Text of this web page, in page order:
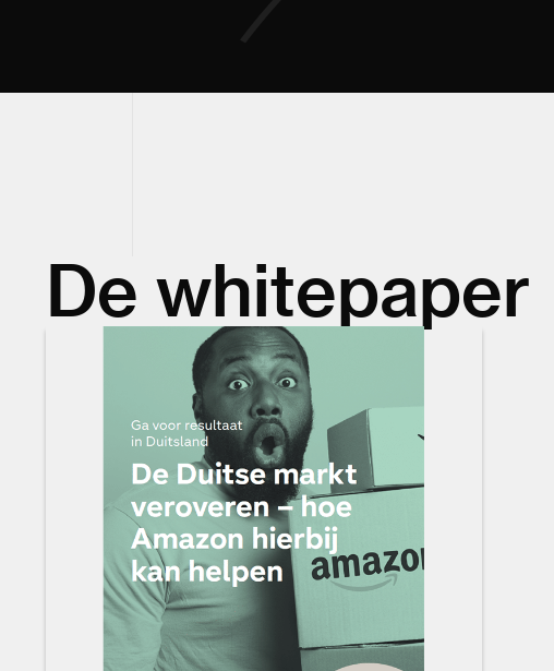
De whitepaper